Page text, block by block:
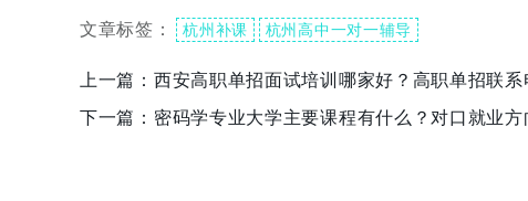
文章标签： 杭州补课 杭州高中一对一辅导
上一篇： 西安高职单招面试培训哪家好？高职单招联系
下一篇： 密码学专业大学主要课程有什么？对口就业方